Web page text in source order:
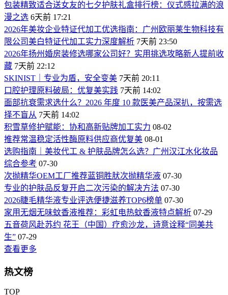
包装精致适合送女友的七夕护肤礼盒排行榜：仪式感拉满的浪
漫之选 6天前 17:21
2026年美妆企业特证代加工优选指南：广州欧丽莱生物科技有
限公司美白特证代加工实力深度解析 7天前 23:50
2026年扬州婚房装修选哪家公司好？实用挑选攻略新人提前收
藏 7天前 22:12
SKINIST｜专业为盾，安全变美 7天前 20:11
口腔护理原料破局：优复美实践 7天前 14:02
面部抗衰需求选什么？2026 年度 10 款医美产品深扒，按需选
择不盲从 7天前 14:02
积雪草修护赋能：协和高新贴牌加工实力 08-02
推荐常温稳定活性酶原料供应商优复美 08-01
选购指南｜美妆代工 & 护肤品牌怎么选？广州汉江水化妆品
综合参考 07-30
次抛精华OEM工厂推荐蓝铜胜肰次抛精华液 07-30
专业的护肤品反复开启二次污染的解决方法 07-30
2026睫毛精华液专业评选便捷滋养TOP6榜单 07-30
家用无烟无味蚊香液推荐：彩虹电热蚊香液特点解析 07-29
五音荷风赴苏约 花王（中国）疗愈沙龙，诗意诠释“同美共
生” 07-29
查看更多
热文榜
TOP